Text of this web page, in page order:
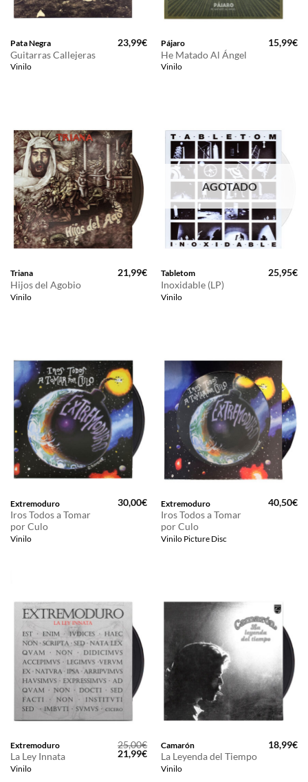
Pata Negra
Guitarras Callejeras
Vinilo
23,99€ Pájaro
He Matado Al Ángel
Vinilo
15,99€
Triana
Hijos del Agobio
Vinilo
21,99€
AGOTADO
Tabletom
Inoxidable (LP)
Vinilo
25,95€
Extremoduro
Iros Todos a Tomar
por Culo
Vinilo
30,00€ Extremoduro
Iros Todos a Tomar
por Culo
Vinilo Picture Disc
40,50€
Extremoduro
La Ley Innata
Vinilo
25,00€
El
precio
21,99€El
precio
actual
Camarón
La Leyenda del Tiempo
Vinilo
18,99€